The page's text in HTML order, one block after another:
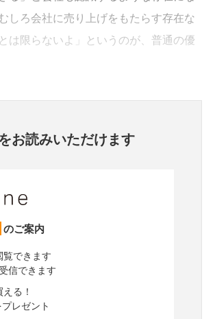
しろ会社に売り上げをもたらす存在な
は限らないよ」というのが、普通の優
お読みいただけます
のご案内
覧できます
信できます
る！
レゼント